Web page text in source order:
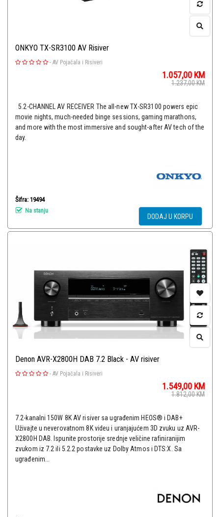
ONKYO TX-SR3100 AV Risiver
- AV Pojačala i Risiveri
1.057,00 KM
1.237,00KM
5.2-CHANNEL AV RECEIVER The all-new TX-SR3100 powers epic
movie nights, much-needed binge sessions, gaming marathons,
and more with the most immersive and sought-after AV tech of the
day.
Šifra: 19494
Na stanju
DODAJ U KORPU
Denon AVR-X2800H DAB 7.2 Black - AV risiver
- AV Pojačala i Risiveri
1.549,00 KM
1.812,00KM
7.2-kanalni 150W 8K AV risiver sa ugrađenim HEOS® i DAB+
Uživajte u neverovatnom 8K videu i uranjajućem 3D zvuku uz AVR-
X2800H DAB. Ispunite prostorije srednje veličine rafiniranijim
zvukom iz 7.2 ili 5.2.2 postavke uz Dolby Atmos i DTS:X. Sa
ugrađenim...